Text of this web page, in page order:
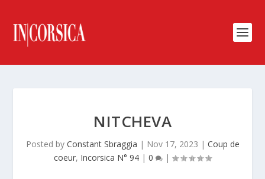
NITCHEVA
Posted by Constant Sbraggia | Nov 17, 2023 | Coup de
coeur, Incorsica N° 94 | 0 |